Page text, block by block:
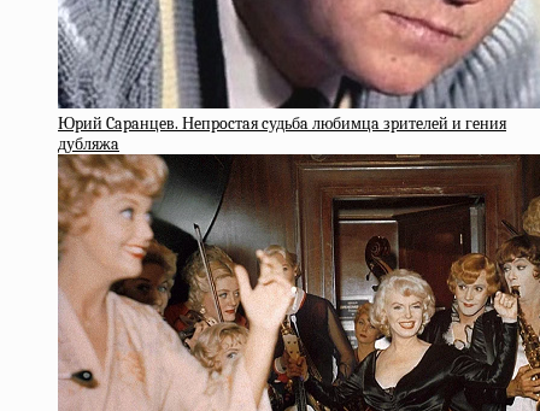
Юpий Capaнцeв. Нeпpocтaя cудьбa любимцa зpитeлeй и гeния
дубляжa